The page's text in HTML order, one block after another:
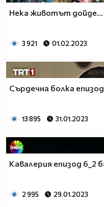
Нека животът дойде...
3 921 01.02.2023
Сърдечна болка епизод
13 895 31.01.2023
Кавалерия епизод 6_2
2 995 29.01.2023